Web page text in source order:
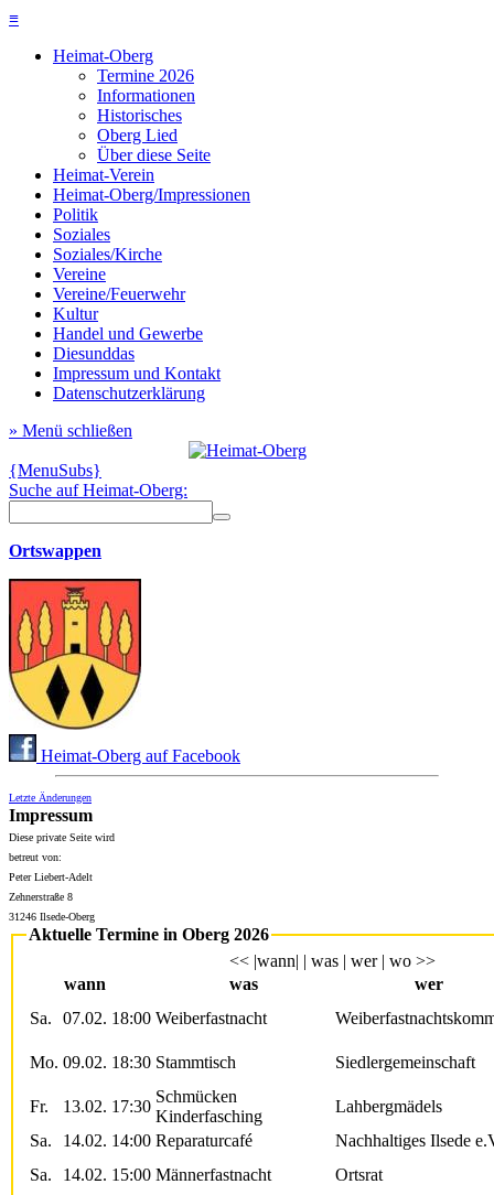
≡
Heimat-Oberg
Termine 2026
Informationen
Historisches
Oberg Lied
Über diese Seite
Heimat-Verein
Heimat-Oberg/Impressionen
Politik
Soziales
Soziales/Kirche
Vereine
Vereine/Feuerwehr
Kultur
Handel und Gewerbe
Diesunddas
Impressum und Kontakt
Datenschutzerklärung
» Menü schließen
{MenuSubs}
Suche auf Heimat-Oberg:
Ortswappen
Heimat-Oberg auf Facebook
Letzte Änderungen
Impressum
Diese private Seite wird
betreut von:
Peter Liebert-Adelt
Zehnerstraße 8
31246 Ilsede-Oberg
Aktuelle Termine in Oberg 2026
<< |wann| | was | wer | wo >>
wann
was
wer
Sa.
07.02. 18:00 Weiberfastnacht
Mo. 09.02. 18:30 Stammtisch Siedlergemeinschaft
Fr. 13.02. 17:30
Schmücken
Kinderfasching
Lahbergmädels
Sa.
14.02. 14:00 Reparaturcafé
Nachhaltiges Ilsede
Sa.
14.02. 15:00 Männerfastnacht Ortsrat